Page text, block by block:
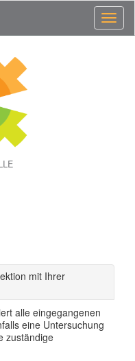
mit Ihrer
alle eingegangenen
eine Untersuchung
zuständige